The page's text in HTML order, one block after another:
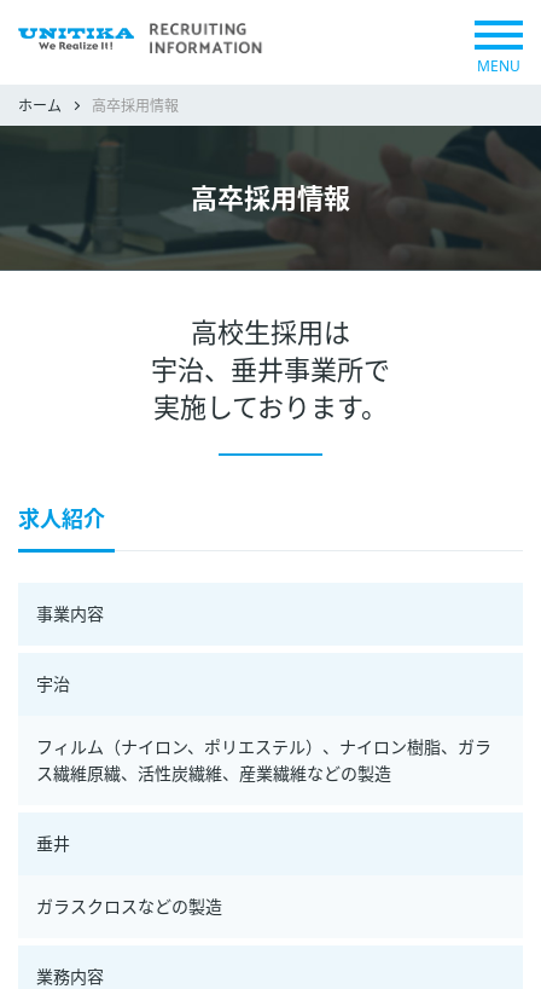
MENU
ホーム
高卒採用情報
高卒採用情報
高校生採用は
宇治、垂井事業所で
実施しております。
求人紹介
事業内容
宇治
フィルム（ナイロン、ポリエステル）、ナイロン樹脂、ガラ
ス繊維原繊、活性炭繊維、産業繊維などの製造
垂井
ガラスクロスなどの製造
業務内容